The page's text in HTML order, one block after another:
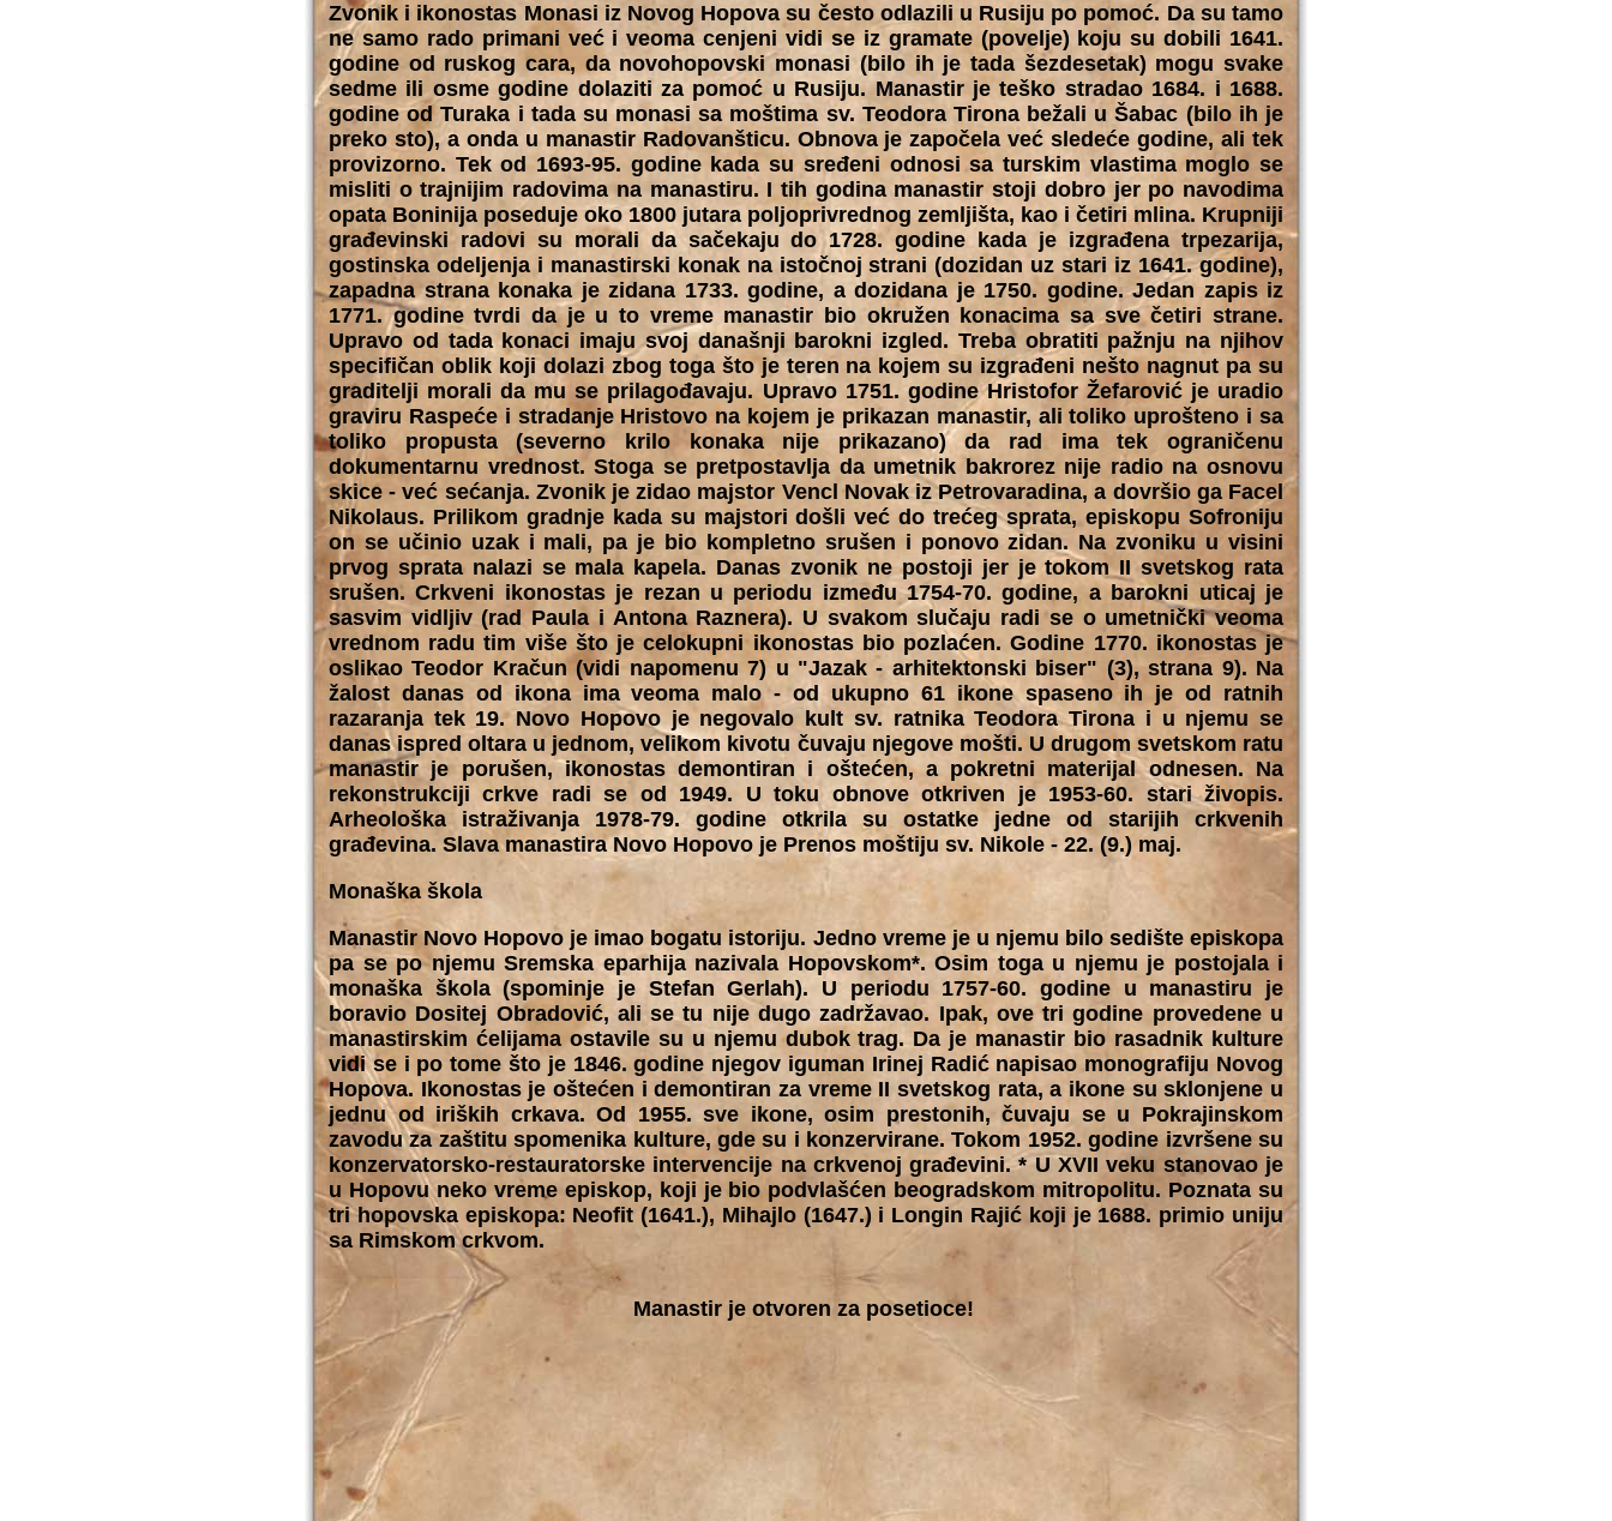
Zvonik i ikonostas Monasi iz Novog Hopova su često odlazili u Rusiju po pomoć. Da su tamo
ne samo rado primani već i veoma cenjeni vidi se iz gramate (povelje) koju su dobili 1641.
godine od ruskog cara, da novohopovski monasi (bilo ih je tada šezdesetak) mogu svake
sedme ili osme godine dolaziti za pomoć u Rusiju. Manastir je teško stradao 1684. i 1688.
godine od Turaka i tada su monasi sa moštima sv. Teodora Tirona bežali u Šabac (bilo ih je
preko sto), a onda u manastir Radovanšticu. Obnova je započela već sledeće godine, ali tek
provizorno. Tek od 1693-95. godine kada su sređeni odnosi sa turskim vlastima moglo se
misliti o trajnijim radovima na manastiru. I tih godina manastir stoji dobro jer po navodima
opata Boninija poseduje oko 1800 jutara poljoprivrednog zemljišta, kao i četiri mlina. Krupniji
građevinski radovi su morali da sačekaju do 1728. godine kada je izgrađena trpezarija,
gostinska odeljenja i manastirski konak na istočnoj strani (dozidan uz stari iz 1641. godine),
zapadna strana konaka je zidana 1733. godine, a dozidana je 1750. godine. Jedan zapis iz
1771. godine tvrdi da je u to vreme manastir bio okružen konacima sa sve četiri strane.
Upravo od tada konaci imaju svoj današnji barokni izgled. Treba obratiti pažnju na njihov
specifičan oblik koji dolazi zbog toga što je teren na kojem su izgrađeni nešto nagnut pa su
graditelji morali da mu se prilagođavaju. Upravo 1751. godine Hristofor Žefarović je uradio
graviru Raspeće i stradanje Hristovo na kojem je prikazan manastir, ali toliko uprošteno i sa
toliko propusta (severno krilo konaka nije prikazano) da rad ima tek ograničenu
dokumentarnu vrednost. Stoga se pretpostavlja da umetnik bakrorez nije radio na osnovu
skice - već sećanja. Zvonik je zidao majstor Vencl Novak iz Petrovaradina, a dovršio ga Facel
Nikolaus. Prilikom gradnje kada su majstori došli već do trećeg sprata, episkopu Sofroniju
on se učinio uzak i mali, pa je bio kompletno srušen i ponovo zidan. Na zvoniku u visini
prvog sprata nalazi se mala kapela. Danas zvonik ne postoji jer je tokom II svetskog rata
srušen. Crkveni ikonostas je rezan u periodu između 1754-70. godine, a barokni uticaj je
sasvim vidljiv (rad Paula i Antona Raznera). U svakom slučaju radi se o umetnički veoma
vrednom radu tim više što je celokupni ikonostas bio pozlaćen. Godine 1770. ikonostas je
oslikao Teodor Kračun (vidi napomenu 7) u "Jazak - arhitektonski biser" (3), strana 9). Na
žalost danas od ikona ima veoma malo - od ukupno 61 ikone spaseno ih je od ratnih
razaranja tek 19. Novo Hopovo je negovalo kult sv. ratnika Teodora Tirona i u njemu se
danas ispred oltara u jednom, velikom kivotu čuvaju njegove mošti. U drugom svetskom ratu
manastir je porušen, ikonostas demontiran i oštećen, a pokretni materijal odnesen. Na
rekonstrukciji crkve radi se od 1949. U toku obnove otkriven je 1953-60. stari živopis.
Arheološka istraživanja 1978-79. godine otkrila su ostatke jedne od starijih crkvenih
građevina. Slava manastira Novo Hopovo je Prenos moštiju sv. Nikole - 22. (9.) maj.
Monaška škola
Manastir Novo Hopovo je imao bogatu istoriju. Jedno vreme je u njemu bilo sedište episkopa
pa se po njemu Sremska eparhija nazivala Hopovskom*. Osim toga u njemu je postojala i
monaška škola (spominje je Stefan Gerlah). U periodu 1757-60. godine u manastiru je
boravio Dositej Obradović, ali se tu nije dugo zadržavao. Ipak, ove tri godine provedene u
manastirskim ćelijama ostavile su u njemu dubok trag. Da je manastir bio rasadnik kulture
vidi se i po tome što je 1846. godine njegov iguman Irinej Radić napisao monografiju Novog
Hopova. Ikonostas je oštećen i demontiran za vreme II svetskog rata, a ikone su sklonjene u
jednu od iriških crkava. Od 1955. sve ikone, osim prestonih, čuvaju se u Pokrajinskom
zavodu za zaštitu spomenika kulture, gde su i konzervirane. Tokom 1952. godine izvršene su
konzervatorsko-restauratorske intervencije na crkvenoj građevini. * U XVII veku stanovao je
u Hopovu neko vreme episkop, koji je bio podvlašćen beogradskom mitropolitu. Poznata su
tri hopovska episkopa: Neofit (1641.), Mihajlo (1647.) i Longin Rajić koji je 1688. primio uniju
sa Rimskom crkvom.
Manastir je otvoren za posetioce!